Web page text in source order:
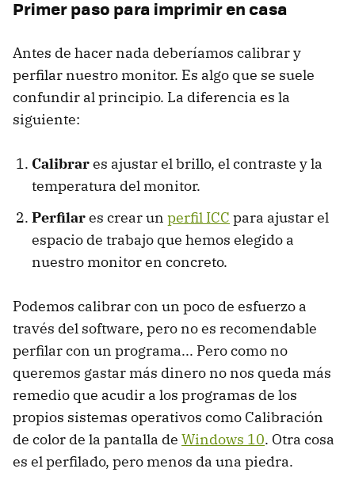
Primer paso para imprimir en casa
Antes de hacer nada deberíamos calibrar y
perfilar nuestro monitor. Es algo que se suele
confundir al principio. La diferencia es la
siguiente:
Calibrares ajustar el brillo, el contraste y la
temperatura del monitor.
Perfilares crear un perfil ICC para ajustar el
espacio de trabajo que hemos elegido a
nuestro monitor en concreto.
Podemos calibrar con un poco de esfuerzo a
través del software, pero no es recomendable
perfilar con un programa... Pero como no
queremos gastar más dinero no nos queda más
remedio que acudir a los programas de los
propios sistemas operativos como Calibración
de color de la pantalla de Windows 10. Otra cosa
es el perfilado, pero menos da una piedra.